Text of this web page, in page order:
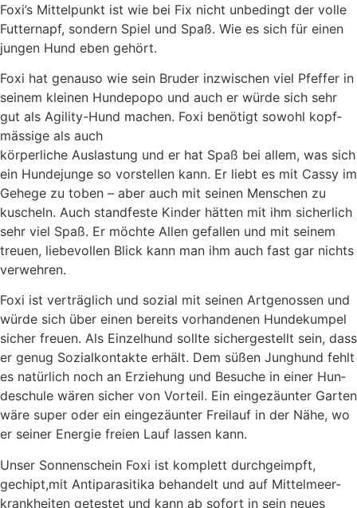
Foxi’s Mit­tel­punkt ist wie bei Fix nicht unbe­dingt der vol­le
Fut­ter­napf, son­dern Spiel und Spaß. Wie es sich für einen
jun­gen Hund eben gehört.
Foxi hat genau­so wie sein Bru­der inzwi­schen viel Pfef­fer in
sei­nem klei­nen Hun­d­e­po­po und auch er wür­de sich sehr
gut als Agi­li­ty-Hund machen. Foxi benö­tigt sowohl kopf­
mäs­si­ge als auch
kör­per­li­che Aus­las­tung und er hat Spaß bei allem, was sich
ein Hun­de­jun­ge so vor­stel­len kann. Er liebt es mit Cas­sy im
Gehe­ge zu toben – aber auch mit sei­nen Men­schen zu
kuscheln. Auch stand­fes­te Kin­der hät­ten mit ihm sicher­lich
sehr viel Spaß. Er möch­te Allen gefal­len und mit sei­nem
treu­en, lie­be­vol­len Blick kann man ihm auch fast gar nichts
ver­weh­ren.
Foxi ist ver­träg­lich und sozi­al mit sei­nen Art­ge­nos­sen und
wür­de sich über einen bereits vor­han­de­nen Hun­de­kum­pel
sicher freu­en. Als Ein­zel­hund soll­te sicher­ge­stellt sein, dass
er genug Sozi­al­kon­tak­te erhält. Dem süßen Jung­hund fehlt
es natür­lich noch an Erzie­hung und Besu­che in einer Hun­
de­schu­le wären sicher von Vor­teil. Ein ein­ge­zäun­ter Gar­ten
wäre super oder ein ein­ge­zäun­ter Frei­lauf in der Nähe, wo
er sei­ner Ener­gie frei­en Lauf las­sen kann.
Unser Son­nen­schein Foxi ist kom­plett durch­ge­impft,
gechipt,mit Anti­pa­ra­si­ti­ka behan­delt und auf Mit­tel­meer­
krank­hei­ten getes­tet und kann ab sofort in sein neu­es